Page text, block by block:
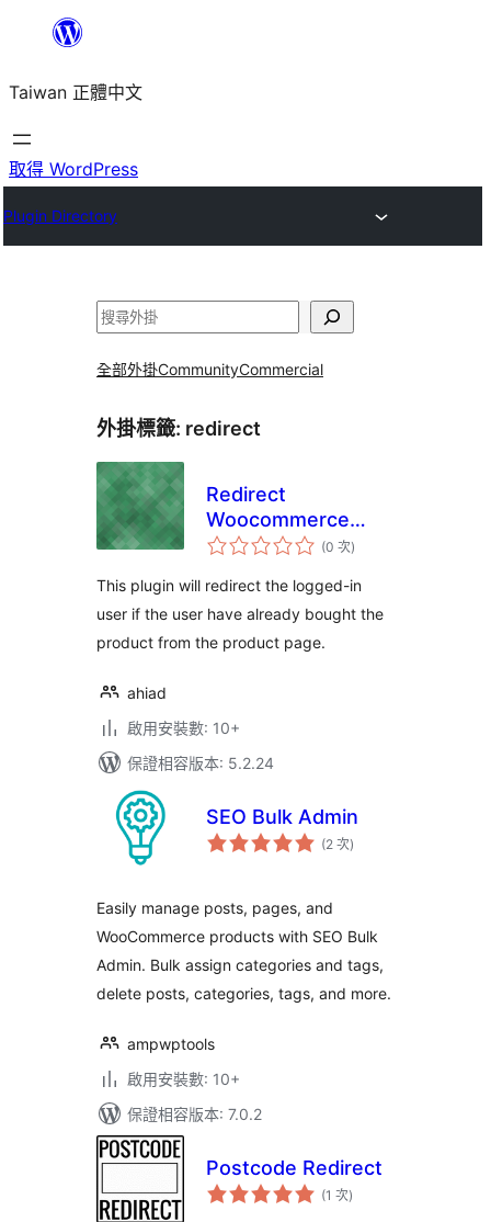
主
要
內
Taiwan 正體中文
取得 WordPress
Plugin Directory
搜
全部外掛CommunityCommercial
外掛標籤: redirect
Redirect
Woocommerce
User that Bought
(0 次評
分
數
)
This plugin will redirect the logged-in
user if the user have already bought the
product from the product page.
ahiad
啟用安裝數: 10+
保證相容版本: 5.2.24
SEO Bulk Admin
(2 次評
分)
Easily manage posts, pages, and
WooCommerce products with SEO Bulk
Admin. Bulk assign categories and tags,
delete posts, categories, tags, and more.
ampwptools
啟用安裝數: 10+
保證相容版本: 7.0.2
Postcode Redirect
(1 次評
分)